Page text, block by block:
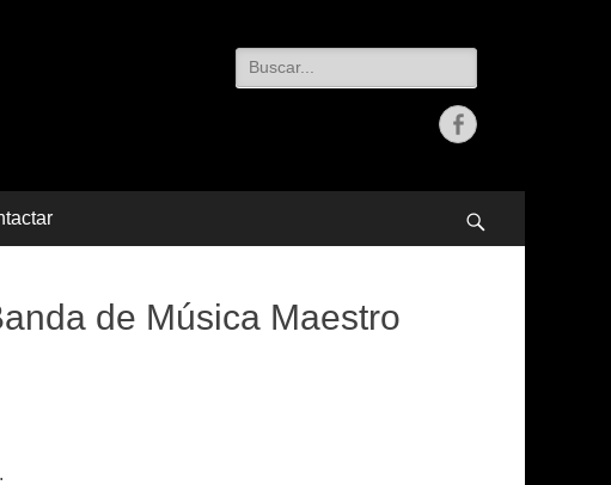
Buscar:
Facebook
de Música Maestro